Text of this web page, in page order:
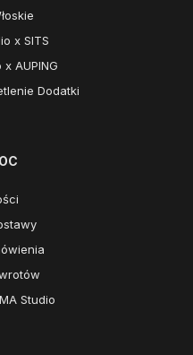
x SITS
AUPING
Dodatki
Studio